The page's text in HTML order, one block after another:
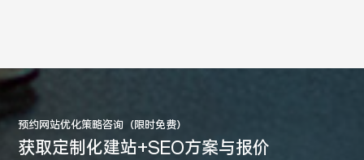
预约网站优化策略咨询（限时免费）
获取定制化建站+SEO方案与报价